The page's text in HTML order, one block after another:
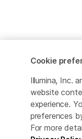
Cookie
Illumina, Inc.
website
experience.
preferences
For more